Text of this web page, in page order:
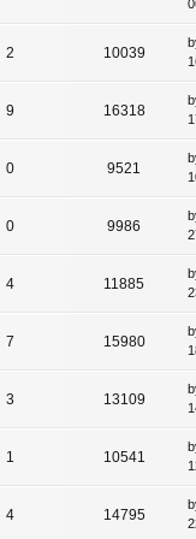
2 10039
9 16318
0 9521
0 9986
4 11885
7 15980
3 13109
1 10541
4 14795